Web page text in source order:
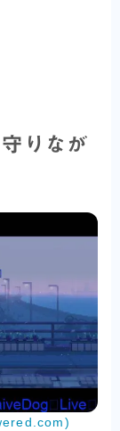
りなが